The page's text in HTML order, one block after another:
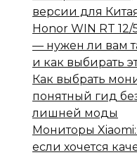
версии для
Honor WIN RT 12/
— нужен ли вам
и как выбирать
Как выбрать
понятный гид
лишней моды
Мониторы Xiaomi:
если хочется